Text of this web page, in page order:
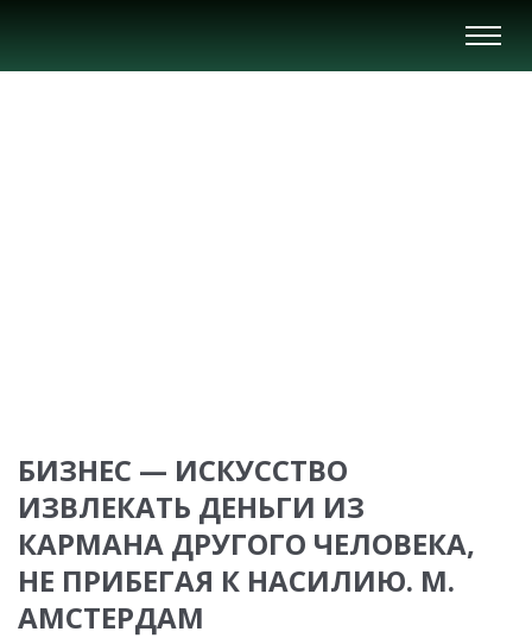
Вкл/
Выкл
БИЗНЕС — ИСКУССТВО
ИЗВЛЕКАТЬ ДЕНЬГИ ИЗ
КАРМАНА ДРУГОГО ЧЕЛОВЕКА,
НЕ ПРИБЕГАЯ К НАСИЛИЮ. М.
АМСТЕРДАМ